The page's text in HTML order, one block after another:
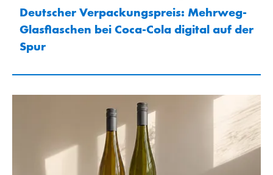
Deutscher Verpackungspreis: Mehrweg-
Glasflaschen bei Coca-Cola digital auf der
Spur